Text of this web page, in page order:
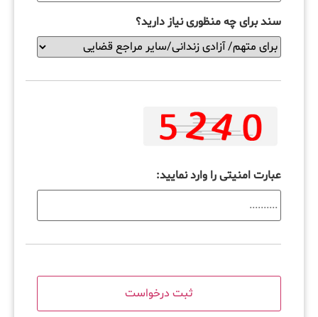
سند برای چه منظوری نیاز دارید؟
عبارت امنیتی را وارد نمایید: